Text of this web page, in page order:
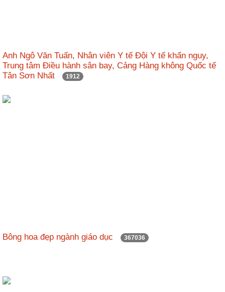
Anh Ngô Văn Tuấn, Nhân viên Y tế Đội Y tế khẩn nguy,
Trung tâm Điều hành sân bay, Cảng Hàng không Quốc tế
Tân Sơn Nhất
1912
Bông hoa đẹp ngành giáo dục 367036